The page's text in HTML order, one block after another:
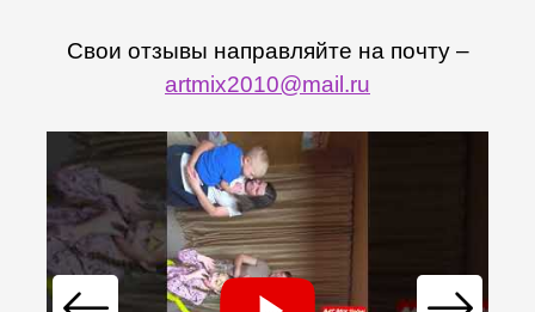
Свои отзывы направляйте на почту –
artmix2010@mail.ru